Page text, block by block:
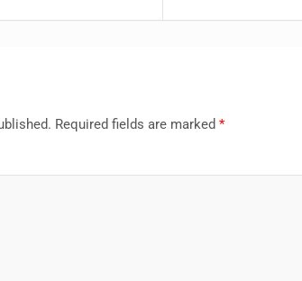
Required fields are marked *